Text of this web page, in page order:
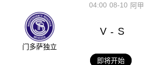
08-10
04:00 阿甲
门多萨独立
V - S
即将开始